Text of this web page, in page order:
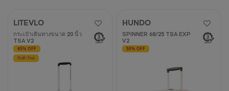
LITEVLO
กระเป๋าเดินทางขนาด 20 นิ้ว
TSA V2
45% OFF
สินค้าใหม่
HUNDO
SPINNER 68/25 TSA EXP
V2
50% OFF